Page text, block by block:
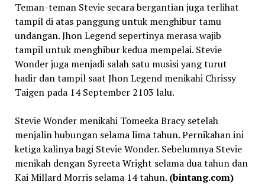
Teman-teman Stevie secara bergantian juga terlihat
tampil di atas panggung untuk menghibur tamu
undangan. Jhon Legend sepertinya merasa wajib
tampil untuk menghibur kedua mempelai. Stevie
Wonder juga menjadi salah satu musisi yang turut
hadir dan tampil saat Jhon Legend menikahi Chrissy
Taigen pada 14 September 2103 lalu.
Stevie Wonder menikahi Tomeeka Bracy setelah
menjalin hubungan selama lima tahun. Pernikahan ini
ketiga kalinya bagi Stevie Wonder. Sebelumnya Stevie
menikah dengan Syreeta Wright selama dua tahun dan
Kai Millard Morris selama 14 tahun. (bintang.com)